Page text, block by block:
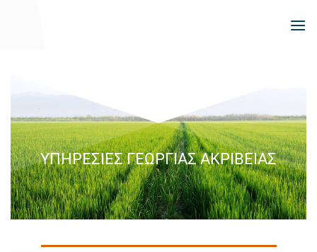
ΥΠΗΡΕΣΙΕΣ ΓΕΩΡΓΙΑΣ ΑΚΡΙΒΕΙΑΣ